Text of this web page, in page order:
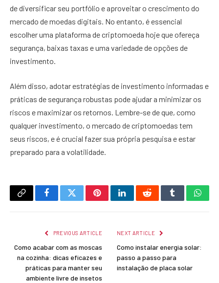
de diversificar seu portfólio e aproveitar o crescimento do
mercado de moedas digitais. No entanto, é essencial
escolher uma plataforma de criptomoeda hoje que ofereça
segurança, baixas taxas e uma variedade de opções de
investimento.
Além disso, adotar estratégias de investimento informadas e
práticas de segurança robustas pode ajudar a minimizar os
riscos e maximizar os retornos. Lembre-se de que, como
qualquer investimento, o mercado de criptomoedas tem
seus riscos, e é crucial fazer sua própria pesquisa e estar
preparado para a volatilidade.
Copy
FacebookTwitterPinterestLinkedInRedditTumblr
PREVIOUS ARTICLE
Como acabar com as moscas
na cozinha: dicas eficazes e
práticas para manter seu
ambiente livre de insetos
NEXT ARTICLE
Como instalar energia solar:
passo a passo para
instalação de placa solar